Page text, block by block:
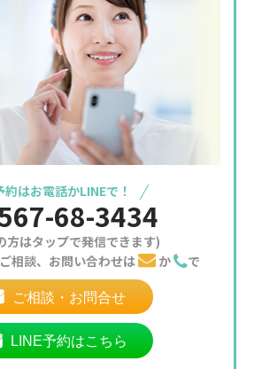
約はお電話かLINEで！
68-3434
方はタップで発信できます)
相談、お問い合わせは
か で
ご相談・お問合せ
LINE予約はこちら